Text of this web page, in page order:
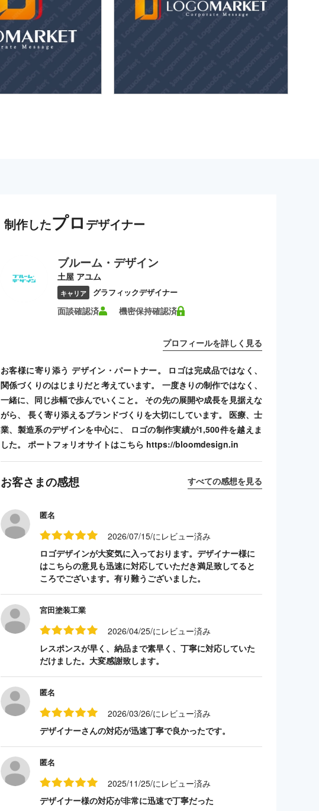
制作したプロ デザイナー
ブルーム・デザイン
土屋 アユム
キャリア グラフィックデザイナー
面談確認済 機密保持確認済
プロフィールを詳しく見る
お客様に寄り添う デザイン・パートナー。 ロゴは完成品ではなく、
関係づくりのはじまりだと考えています。 一度きりの制作ではなく、
一緒に、同じ歩幅で歩んでいくこと。 その先の展開や成長を見据えな
がら、 長く寄り添えるブランドづくりを大切にしています。 医療、士
業、製造系のデザインを中心に、 ロゴの制作実績が1,500件を越えま
した。 ポートフォリオサイトはこちら https://bloomdesign.in
お客さまの感想 すべての感想を見る
匿名
2026/07/15/にレビュー済み
ロゴデザインが大変気に入っております。デザイナー様に
はこちらの意見も迅速に対応していただき満足致してると
ころでございます。有り難うございました。
宮田塗装工業
2026/04/25/にレビュー済み
レスポンスが早く、納品まで素早く、丁寧に対応していた
だけました。大変感謝致します。
匿名
2026/03/26/にレビュー済み
デザイナーさんの対応が迅速丁寧で良かったです。
匿名
2025/11/25/にレビュー済み
デザイナー様の対応が非常に迅速で丁寧だった